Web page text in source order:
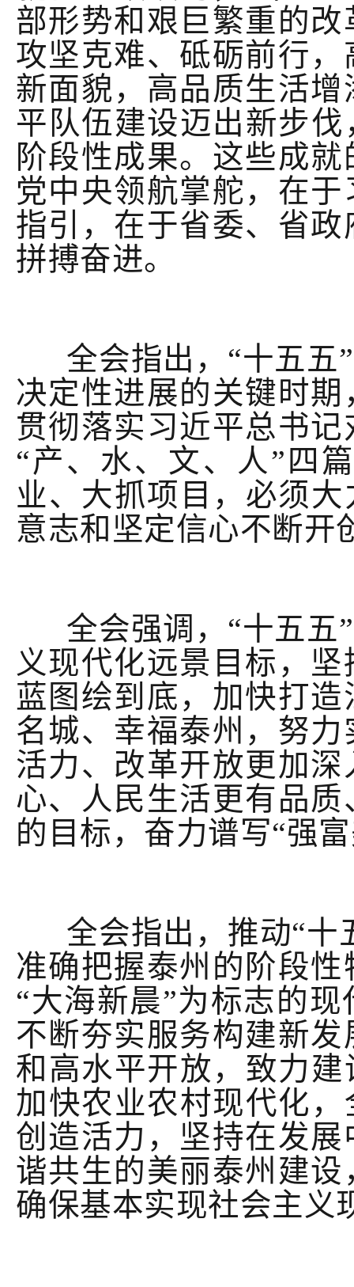
部形势和艰巨繁重的
攻坚克难、砥砺前行，
新面貌 ， 高品质生活增
平队伍建设迈出新步伐
阶段性成果。这些成就
党中央领航掌舵，在
指引，在于省委、省
拼搏奋进。
全会指出， “十五五
决定性进展的关键时
贯彻落实习近平总书
“产、水、文、人”四
业、大抓项目，必须
意志和坚定信心不断开
全会强调， “十五五
义现代化远景目标，
蓝图绘到底，加快打
名城、幸福泰州，努力
活力、改革开放更加
心、人民生活更有品
的目标 ， 奋力谱写“强
全会指出， 推动“十
准确把握泰州的阶段
“大海新晨”为标志的
不断夯实服务构建新
和高水平开放 ， 致力建
加快农业农村现代化 ，
创造活力 ， 坚持在发
谐共生的美丽泰州 建设
确保基本实现社会主义